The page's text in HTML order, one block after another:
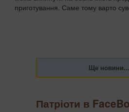
приготування. Саме тому варто
Патріоти в